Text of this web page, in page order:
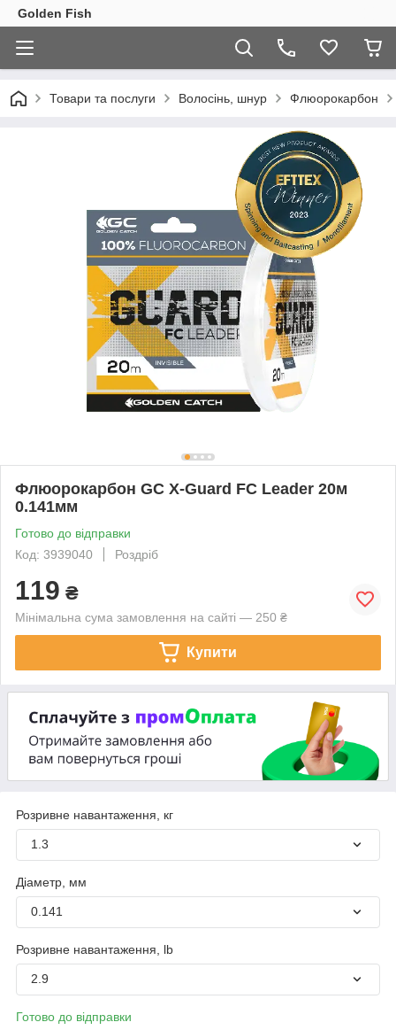
Golden Fish
Товари та послуги Волосінь, шнур Флюорокарбон
Флюорокарбон GC X-Guard FC Leader 20м
0.141мм
Готово до відправки
Код: 3939040
Роздріб
119 ₴
Мінімальна сума замовлення на сайті — 250 ₴
Купити
Розривне навантаження, кг
1.3
Діаметр, мм
0.141
Розривне навантаження, lb
2.9
Готово до відправки